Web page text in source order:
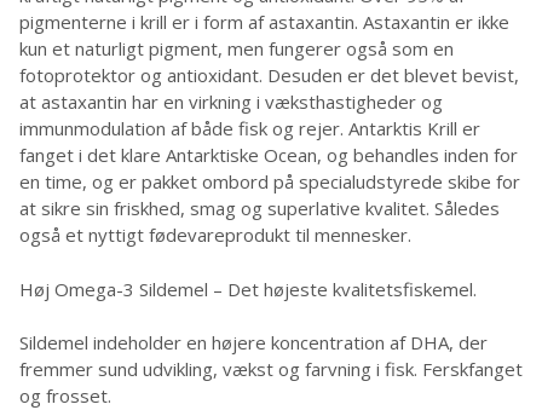
pigmenterne i krill er i form af astaxantin. Astaxantin er ikke
kun et naturligt pigment, men fungerer også som en
fotoprotektor og antioxidant. Desuden er det blevet bevist,
at astaxantin har en virkning i væksthastigheder og
immunmodulation af både fisk og rejer. Antarktis Krill er
fanget i det klare Antarktiske Ocean, og behandles inden for
en time, og er pakket ombord på specialudstyrede skibe for
at sikre sin friskhed, smag og superlative kvalitet. Således
også et nyttigt fødevareprodukt til mennesker.
Høj Omega-3 Sildemel – Det højeste kvalitetsfiskemel.
Sildemel indeholder en højere koncentration af DHA, der
fremmer sund udvikling, vækst og farvning i fisk. Ferskfanget
og frosset.